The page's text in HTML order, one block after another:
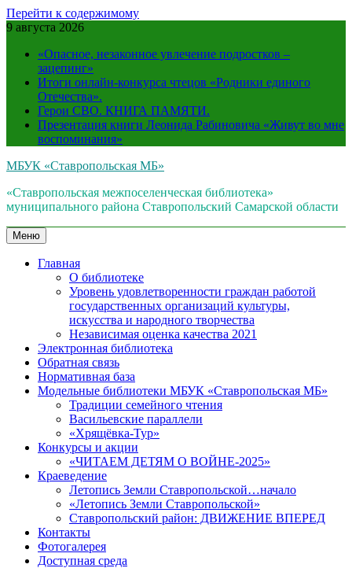
Перейти к содержимому
9 августа 2026
«Опасное, незаконное увлечение подростков –
зацепинг»
Итоги онлайн-конкурса чтецов «Родники единого
Отечества».
Герои СВО. КНИГА ПАМЯТИ.
Презентация книги Леонида Рабиновича «Живут во мне
воспоминания»
МБУК «Ставропольская МБ»
«Ставропольская межпоселенческая библиотека»
муниципального района Ставропольский Самарской области
Меню
Главная
О библиотеке
Уровень удовлетворенности граждан работой
государственных организаций культуры,
искусства и народного творчества
Независимая оценка качества 2021
Электронная библиотека
Обратная связь
Нормативная база
Модельные библиотеки МБУК «Ставропольская МБ»
Традиции семейного чтения
Васильевские параллели
«Хрящёвка-Тур»
Конкурсы и акции
«ЧИТАЕМ ДЕТЯМ О ВОЙНЕ-2025»
Краеведение
Летопись Земли Ставропольской…начало
«Летопись Земли Ставропольской»
Ставропольский район: ДВИЖЕНИЕ ВПЕРЕД
Контакты
Фотогалерея
Доступная среда